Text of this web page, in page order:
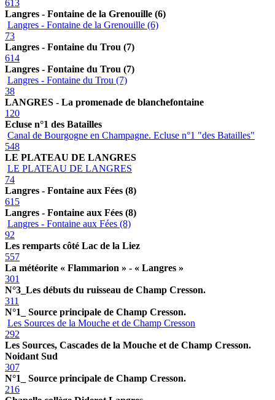
613
Langres - Fontaine de la Grenouille (6)
Langres - Fontaine de la Grenouille (6)
73
Langres - Fontaine du Trou (7)
614
Langres - Fontaine du Trou (7)
Langres - Fontaine du Trou (7)
38
LANGRES - La promenade de blanchefontaine
120
Ecluse n°1 des Batailles
Canal de Bourgogne en Champagne. Ecluse n°1 "des Batailles"
548
LE PLATEAU DE LANGRES
LE PLATEAU DE LANGRES
74
Langres - Fontaine aux Fées (8)
615
Langres - Fontaine aux Fées (8)
Langres - Fontaine aux Fées (8)
92
Les remparts côté Lac de la Liez
557
La météorite « Flammarion » - « Langres »
301
N°3_Les débuts du ruisseau de Champ Cresson.
311
N°1_ Source principale de Champ Cresson.
Les Sources de la Mouche et de Champ Cresson
292
Les Sources, Cascades de la Mouche et de Champ Cresson.
Noidant Sud
307
N°1_ Source principale de Champ Cresson.
216